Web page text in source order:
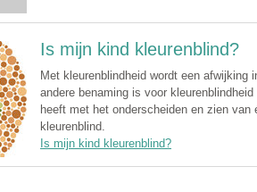
Is mijn kind kleurenblind?
Met kleurenblindheid wordt een afwijking
andere benaming is voor
heeft met het onderscheiden en zien van
kleurenblind.
Is mijn kind kleurenblind?